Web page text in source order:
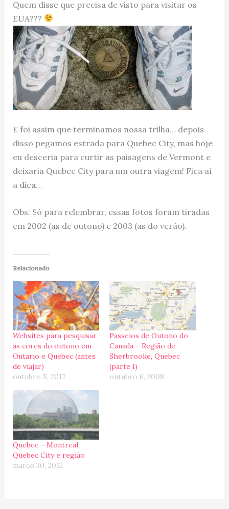
Quem disse que precisa de visto para visitar os
EUA???
E foi assim que terminamos nossa trilha… depois
disso pegamos estrada para Quebec City, mas hoje
eu desceria para curtir as paisagens de Vermont e
deixaria Quebec City para um outra viagem! Fica aí
a dica…
Obs: Só para relembrar, essas fotos foram tiradas
em 2002 (as de outono) e 2003 (as do verão).
Relacionado
Websites para pesquisar
as cores do outono em
Ontario e Quebec (antes
de viajar)
outubro 5, 2017
Passeios de Outono do
Canada – Região de
Sherbrooke, Quebec
(parte I)
outubro 6, 2008
Quebec – Montreal,
Quebec City e região
março 30, 2012